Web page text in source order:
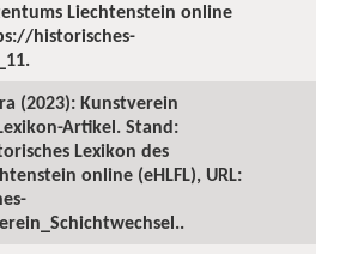
Liechtenstein online
historisches-
(2023): Kunstverein
Artikel. Stand:
Lexikon des
online (eHLFL), URL: